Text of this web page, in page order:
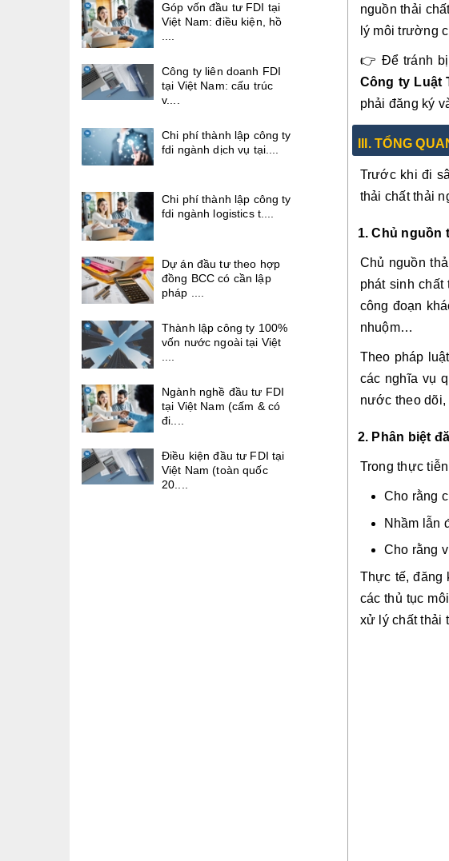
nguồn thải
lý môi trường
👉 Để tránh
Công ty Luật
phải đăng ký
III. TỔNG
Trước khi đi
thải chất thải
1. Chủ nguồn
Chủ nguồn
phát sinh
công đoạn
nhuộm…
Theo pháp
các nghĩa vụ
nước theo dõi,
2. Phân biệt
Trong thực
Cho rằng
Nhầm lẫn
Cho rằng
Thực tế, đăng
các thủ tục
xử lý chất thải
Góp vốn đầu tư FDI tại
Việt Nam: điều kiện, hồ
Công ty liên doanh FDI
tại Việt Nam: cấu trúc
v....
Chi phí thành lập công ty
fdi ngành dịch vụ tại....
Chi phí thành lập công ty
fdi ngành logistics t....
Dự án đầu tư theo hợp
đồng BCC có cần lập
pháp ....
Thành lập công ty 100%
vốn nước ngoài tại Việt
Ngành nghề đầu tư FDI
tại Việt Nam (cấm & có
đi....
Điều kiện đầu tư FDI tại
Việt Nam (toàn quốc
20....